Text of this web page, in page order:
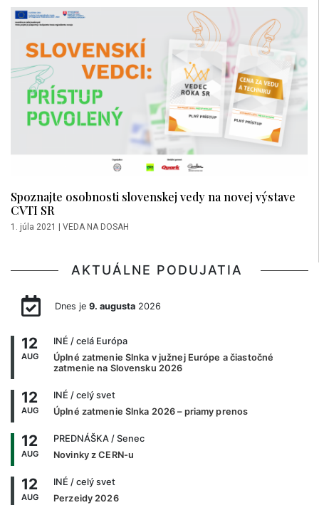
Spoznajte osobnosti slovenskej vedy na novej výstave
CVTI SR
1. júla 2021 | VEDA NA DOSAH
AKTUÁLNE PODUJATIA
Dnes je 9. augusta2026
12
AUG
INÉ / celá Európa
Úplné zatmenie Slnka v južnej Európe a čiastočné
zatmenie na Slovensku 2026
12
AUG
INÉ / celý svet
Úplné zatmenie Slnka 2026 – priamy prenos
12
AUG
PREDNÁŠKA / Senec
Novinky z CERN-u
12
AUG
INÉ / celý svet
Perzeidy 2026